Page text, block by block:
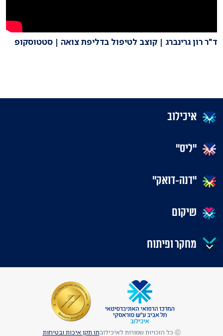
ד"ר רון גרינברג | קוצב לטיפול בדליפת צואה | סטטוסקופ
איכילוב
"ליס"
"דנה-דואק"
שיקום
מחקר ופיתוח
Ⓒ כל הזכויות שמורות לאיכילוב תו תקן איכות ובטיחות